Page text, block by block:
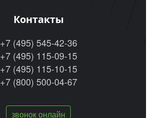
Контакты
+7 (495) 545-42-36
+7 (495) 115-09-15
+7 (495) 115-10-15
+7 (800) 500-04-67
звонок онлайн